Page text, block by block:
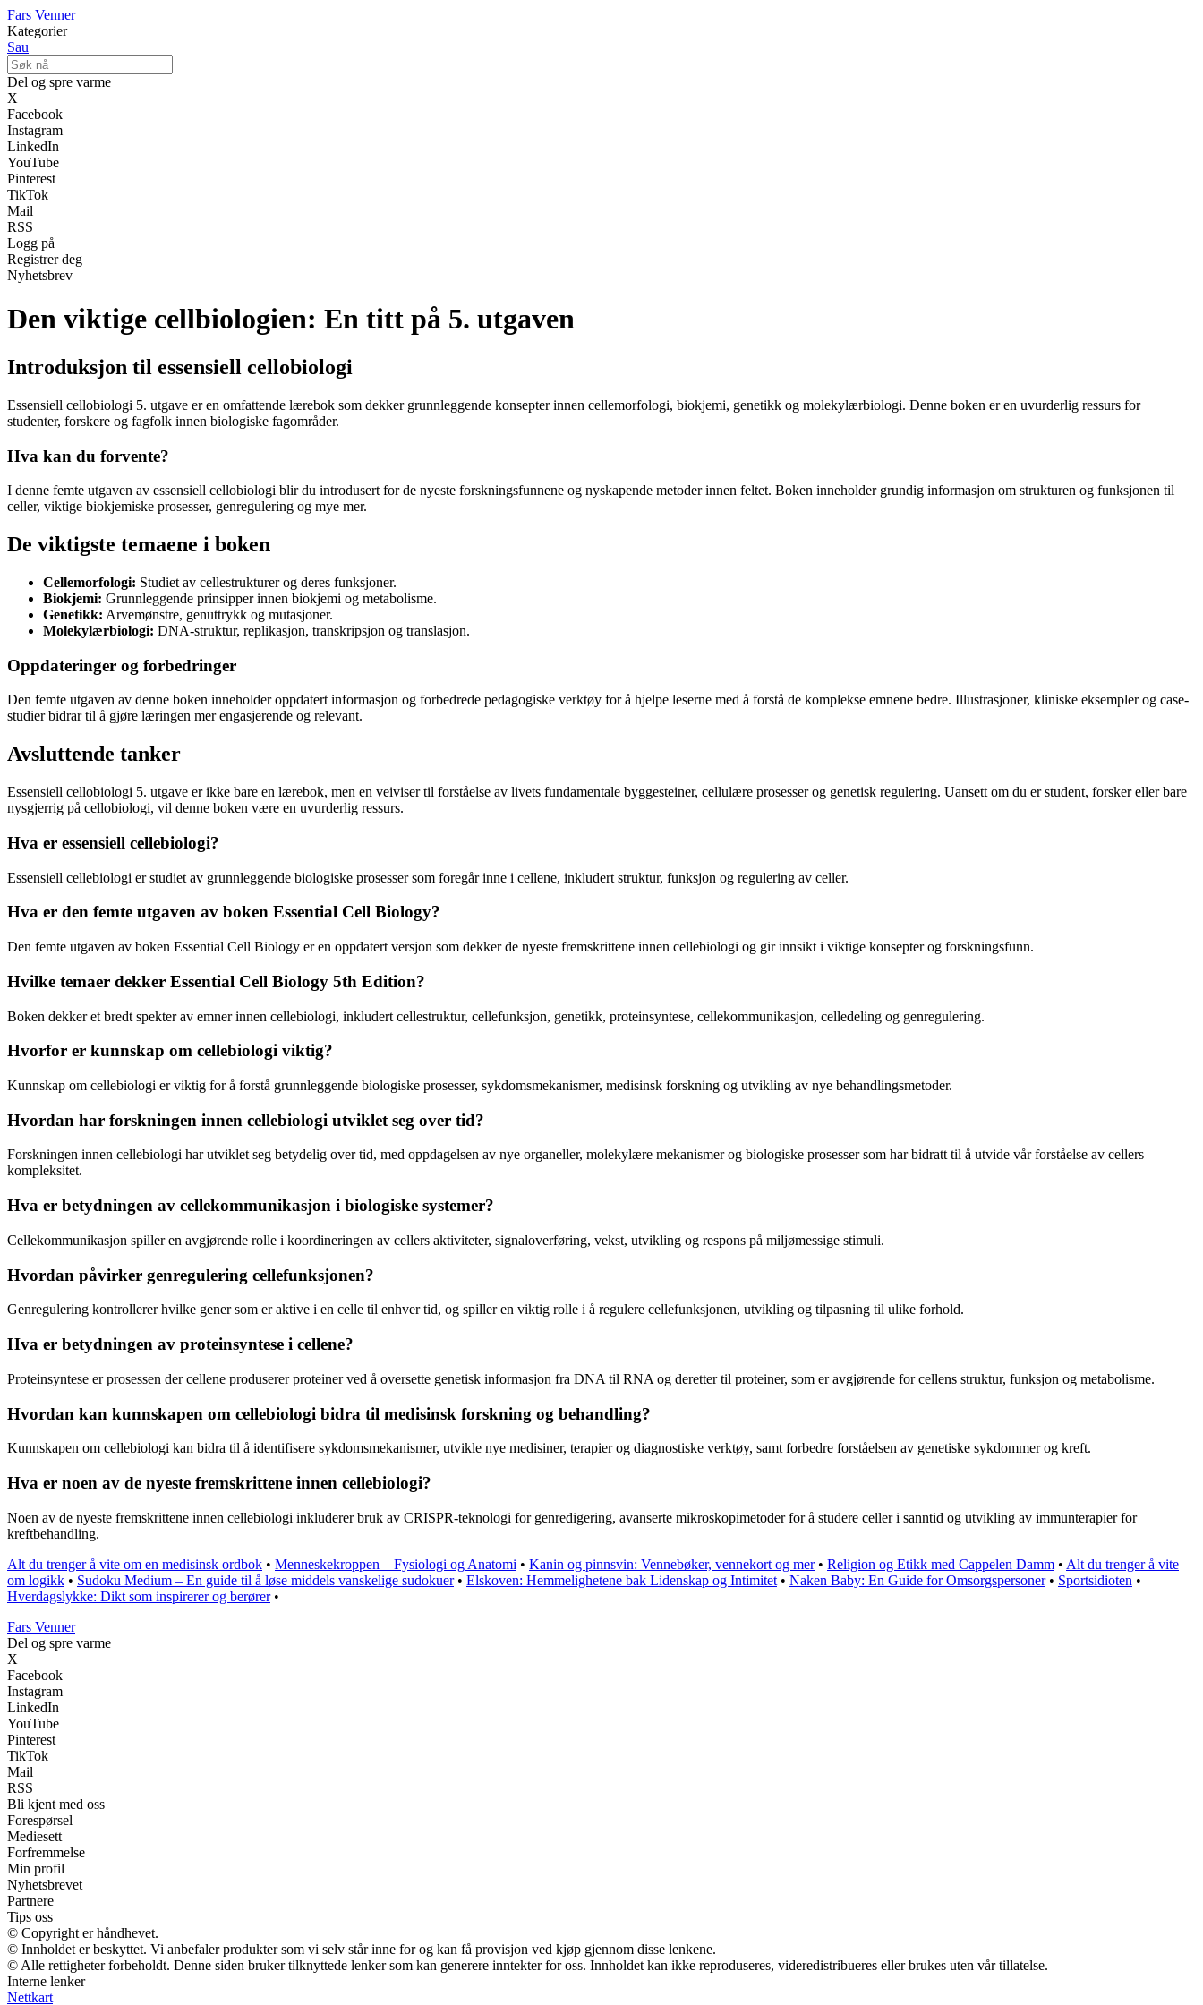
Fars Venner
Kategorier
Sau
Del og spre varme
X
Facebook
Instagram
LinkedIn
YouTube
Pinterest
TikTok
Mail
RSS
Logg på
Registrer deg
Nyhetsbrev
Den viktige cellbiologien: En titt på 5. utgaven
Introduksjon til essensiell cellobiologi
Essensiell cellobiologi 5. utgave er en omfattende lærebok som dekker grunnleggende konsepter innen cellemorfologi, biokjemi, genetikk og molekylærbiologi. Denne boken er en uvurderlig ressurs for
studenter, forskere og fagfolk innen biologiske fagområder.
Hva kan du forvente?
I denne femte utgaven av essensiell cellobiologi blir du introdusert for de nyeste forskningsfunnene og nyskapende metoder innen feltet. Boken inneholder grundig informasjon om strukturen og funksjonen til
celler, viktige biokjemiske prosesser, genregulering og mye mer.
De viktigste temaene i boken
Cellemorfologi: Studiet av cellestrukturer og deres funksjoner.
Biokjemi: Grunnleggende prinsipper innen biokjemi og metabolisme.
Genetikk: Arvemønstre, genuttrykk og mutasjoner.
Molekylærbiologi: DNA-struktur, replikasjon, transkripsjon og translasjon.
Oppdateringer og forbedringer
Den femte utgaven av denne boken inneholder oppdatert informasjon og forbedrede pedagogiske verktøy for å hjelpe leserne med å forstå de komplekse emnene bedre. Illustrasjoner, kliniske eksempler og case-
studier bidrar til å gjøre læringen mer engasjerende og relevant.
Avsluttende tanker
Essensiell cellobiologi 5. utgave er ikke bare en lærebok, men en veiviser til forståelse av livets fundamentale byggesteiner, cellulære prosesser og genetisk regulering. Uansett om du er student, forsker eller bare
nysgjerrig på cellobiologi, vil denne boken være en uvurderlig ressurs.
Hva er essensiell cellebiologi?
Essensiell cellebiologi er studiet av grunnleggende biologiske prosesser som foregår inne i cellene, inkludert struktur, funksjon og regulering av celler.
Hva er den femte utgaven av boken Essential Cell Biology?
Den femte utgaven av boken Essential Cell Biology er en oppdatert versjon som dekker de nyeste fremskrittene innen cellebiologi og gir innsikt i viktige konsepter og forskningsfunn.
Hvilke temaer dekker Essential Cell Biology 5th Edition?
Boken dekker et bredt spekter av emner innen cellebiologi, inkludert cellestruktur, cellefunksjon, genetikk, proteinsyntese, cellekommunikasjon, celledeling og genregulering.
Hvorfor er kunnskap om cellebiologi viktig?
Kunnskap om cellebiologi er viktig for å forstå grunnleggende biologiske prosesser, sykdomsmekanismer, medisinsk forskning og utvikling av nye behandlingsmetoder.
Hvordan har forskningen innen cellebiologi utviklet seg over tid?
Forskningen innen cellebiologi har utviklet seg betydelig over tid, med oppdagelsen av nye organeller, molekylære mekanismer og biologiske prosesser som har bidratt til å utvide vår forståelse av cellers
kompleksitet.
Hva er betydningen av cellekommunikasjon i biologiske systemer?
Cellekommunikasjon spiller en avgjørende rolle i koordineringen av cellers aktiviteter, signaloverføring, vekst, utvikling og respons på miljømessige stimuli.
Hvordan påvirker genregulering cellefunksjonen?
Genregulering kontrollerer hvilke gener som er aktive i en celle til enhver tid, og spiller en viktig rolle i å regulere cellefunksjonen, utvikling og tilpasning til ulike forhold.
Hva er betydningen av proteinsyntese i cellene?
Proteinsyntese er prosessen der cellene produserer proteiner ved å oversette genetisk informasjon fra DNA til RNA og deretter til proteiner, som er avgjørende for cellens struktur, funksjon og metabolisme.
Hvordan kan kunnskapen om cellebiologi bidra til medisinsk forskning og behandling?
Kunnskapen om cellebiologi kan bidra til å identifisere sykdomsmekanismer, utvikle nye medisiner, terapier og diagnostiske verktøy, samt forbedre forståelsen av genetiske sykdommer og kreft.
Hva er noen av de nyeste fremskrittene innen cellebiologi?
Noen av de nyeste fremskrittene innen cellebiologi inkluderer bruk av CRISPR-teknologi for genredigering, avanserte mikroskopimetoder for å studere celler i sanntid og utvikling av immunterapier for
kreftbehandling.
Alt du trenger å vite om en medisinsk ordbok • Menneskekroppen – Fysiologi og Anatomi • Kanin og pinnsvin: Vennebøker, vennekort og mer• Religion og Etikk med Cappelen Damm • Alt du trenger å vite
om logikk • Sudoku Medium – En guide til å løse middels vanskelige sudokuer• Elskoven: Hemmelighetene bak Lidenskap og Intimitet • Naken Baby: En Guide for Omsorgspersoner• Sportsidioten •
Hverdagslykke: Dikt som inspirerer og berører•
Fars Venner
Del og spre varme
X
Facebook
Instagram
LinkedIn
YouTube
Pinterest
TikTok
Mail
RSS
Bli kjent med oss
Forespørsel
Mediesett
Forfremmelse
Min profil
Nyhetsbrevet
Partnere
Tips oss
© Copyright er håndhevet.
© Innholdet er beskyttet. Vi anbefaler produkter som vi selv står inne for og kan få provisjon ved kjøp gjennom disse lenkene.
© Alle rettigheter forbeholdt. Denne siden bruker tilknyttede lenker som kan generere inntekter for oss. Innholdet kan ikke reproduseres, videredistribueres eller brukes uten vår tillatelse.
Interne lenker
Nettkart